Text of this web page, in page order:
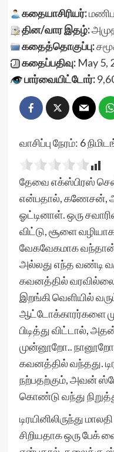
கதையாசிரியர்:
தின/வார இதழ்:
கதைத்தொகுப்பு:
கதைப்பதிவு:May 5,
பார்வையிட்டோர்:
வாசிப்பு நேரம்: 6
தேவை எக்ஸ்பிரஸ்
என்பதால், கணேசன்,
ஓட்டினாள். ஒரு
விட்டு, சூளை
வேகவேகமாக வந்தான்.
அல்லது எந்த வண்டி
கவனத்தில் வரவில்லை
இறங்கி வெளியில்
ஆட்டோக்காரர்களை
பிடித்து விட்டால்,
முன்னூறோ..
கவனத்தில் வந்தது.
நற்பதற்கும், அவன்
கொண்டு வந்து
டிரயினிலிருந்து
சிறியதாக ஒரு பேக்